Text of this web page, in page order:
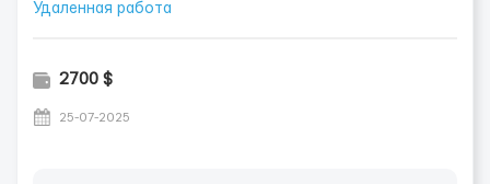
Удаленная работа
2700 $
25-07-2025